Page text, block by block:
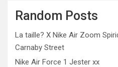
Random Posts
La taille? X Nike Air Zoom
Carnaby Street
Nike Air Force 1 Jester xx